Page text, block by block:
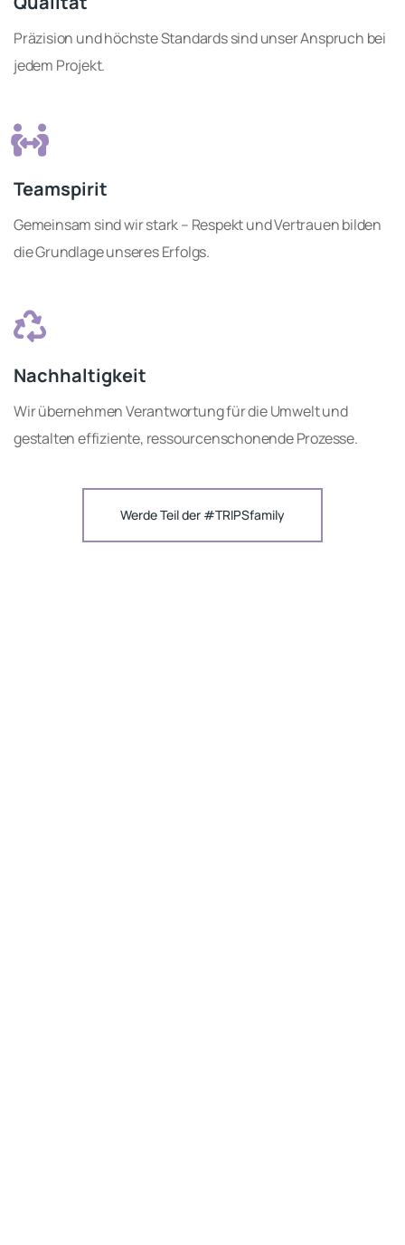
Präzision und höchste Standards sind unser Anspruch bei
jedem Projekt.
Teamspirit
Gemeinsam sind wir stark – Respekt und Vertrauen bilden
die Grundlage unseres Erfolgs.
Nachhaltigkeit
Wir übernehmen Verantwortung für die Umwelt und
gestalten effiziente, ressourcenschonende Prozesse.
Werde Teil der #TRIPSfamily